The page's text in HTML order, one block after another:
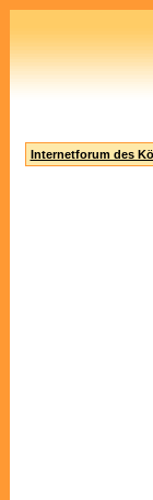
Internetforum des